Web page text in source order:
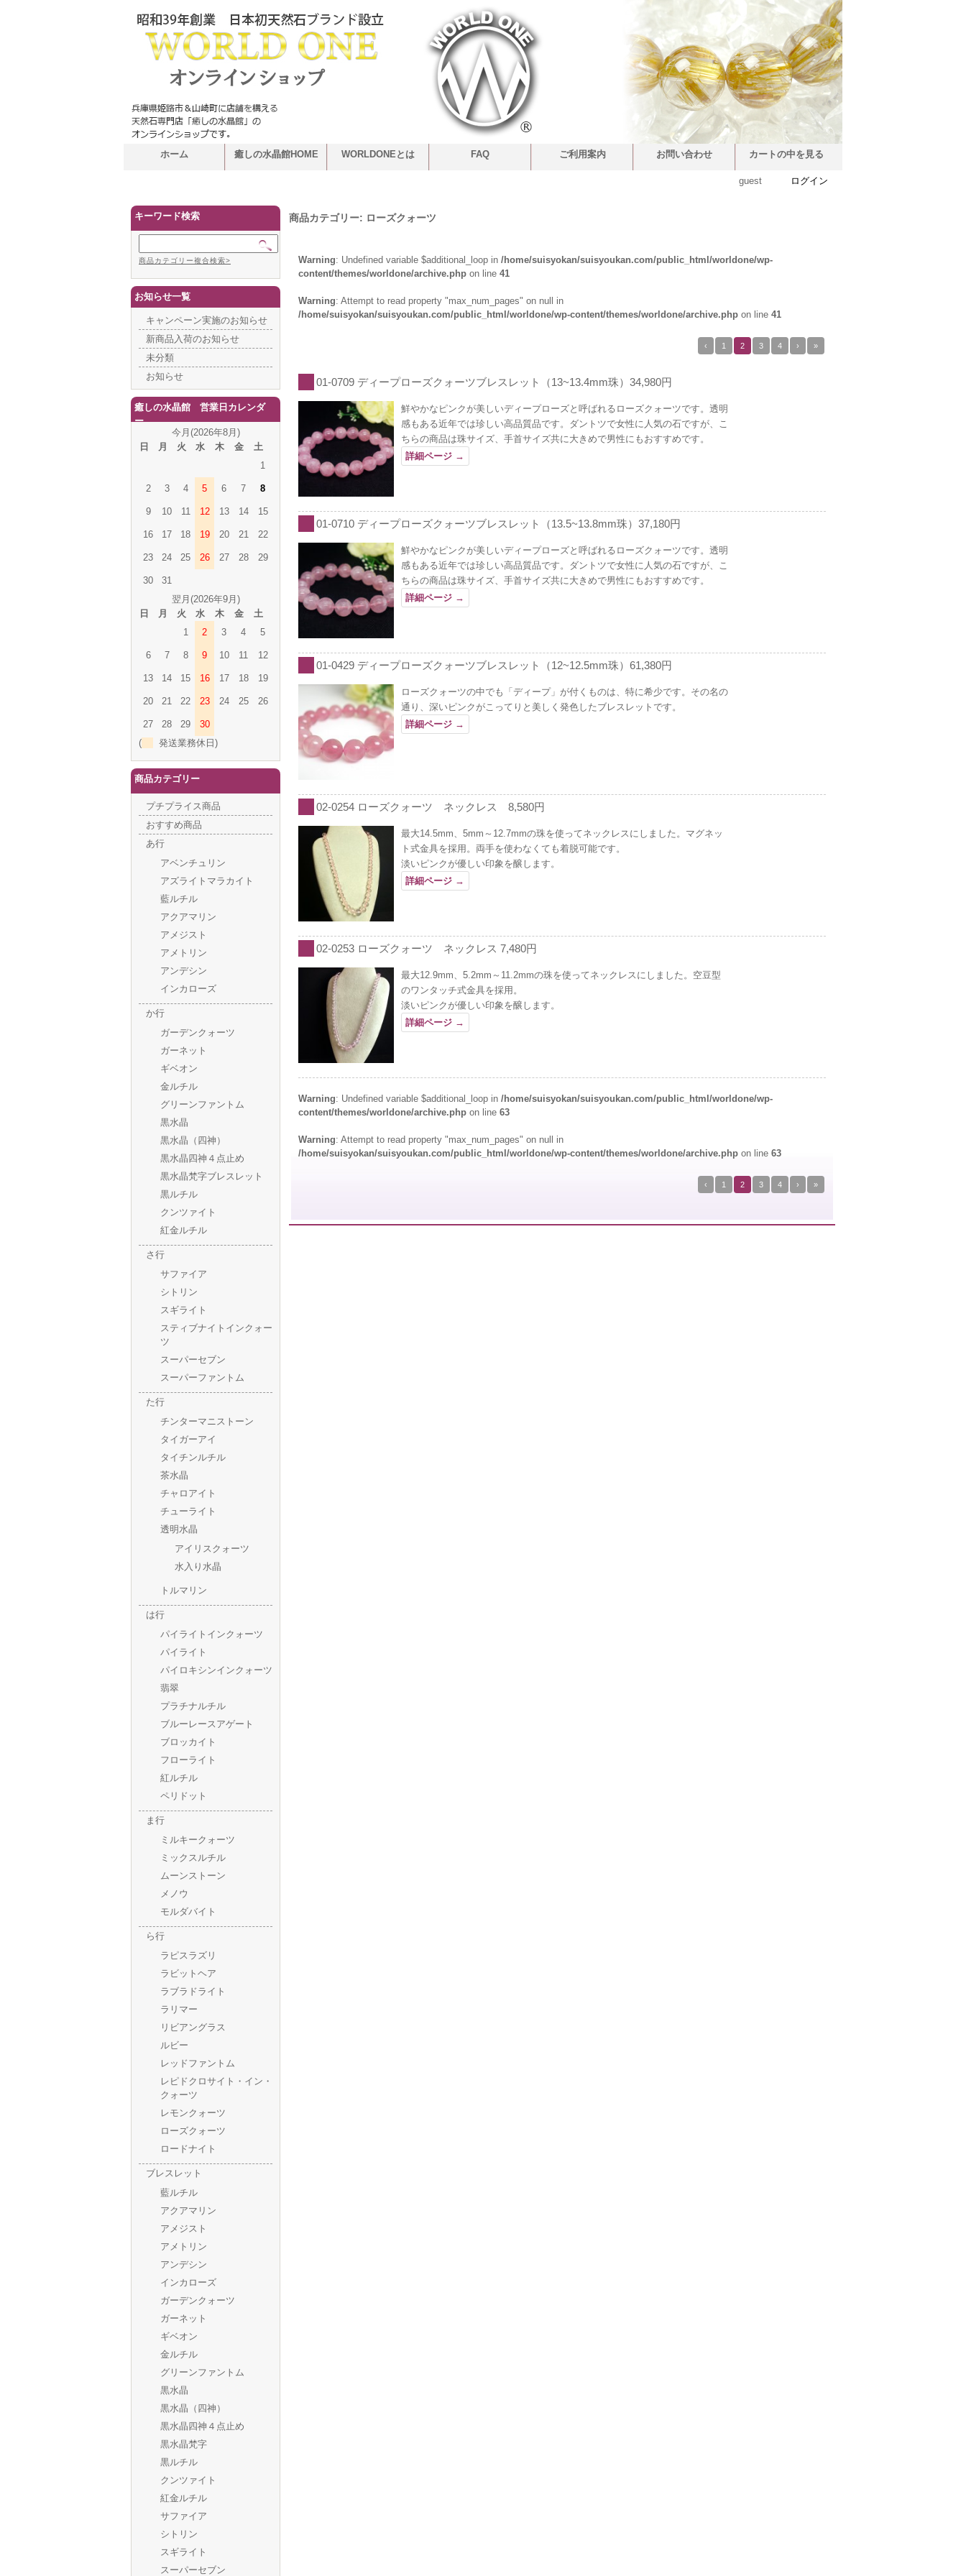
ホーム 癒しの水晶館HOME WORLDONEとは FAQ ご利用案内 お問い合わせ カートの中を見る
guest ログイン
商品カテゴリー: ローズクォーツ
Warning: Undefined variable $additional_loop in /home/suisyokan/suisyoukan.com/public_html/worldone/wp-
content/themes/worldone/archive.php on line 41
Warning: Attempt to read property "max_num_pages" on null in
/home/suisyokan/suisyoukan.com/public_html/worldone/wp-content/themes/worldone/archive.php on line 41
‹ 1 2 3 4 › »
01-0709 ディープローズクォーツブレスレット（13~13.4mm珠）34,980円
鮮やかなピンクが美しいディープローズと呼ばれるローズクォーツです。透明
感もある近年では珍しい高品質品です。ダントツで女性に人気の石ですが、こ
ちらの商品は珠サイズ、手首サイズ共に大きめで男性にもおすすめです。
詳細ページ →
01-0710 ディープローズクォーツブレスレット（13.5~13.8mm珠）37,180円
鮮やかなピンクが美しいディープローズと呼ばれるローズクォーツです。透明
感もある近年では珍しい高品質品です。ダントツで女性に人気の石ですが、こ
ちらの商品は珠サイズ、手首サイズ共に大きめで男性にもおすすめです。
詳細ページ →
01-0429 ディープローズクォーツブレスレット（12~12.5mm珠）61,380円
ローズクォーツの中でも「ディープ」が付くものは、特に希少です。その名の
通り、深いピンクがこってりと美しく発色したブレスレットです。
詳細ページ →
02-0254 ローズクォーツ ネックレス 8,580円
最大14.5mm、5mm～12.7mmの珠を使ってネックレスにしました。マグネッ
ト式金具を採用。両手を使わなくても着脱可能です。
淡いピンクが優しい印象を醸します。
詳細ページ →
02-0253 ローズクォーツ ネックレス 7,480円
最大12.9mm、5.2mm～11.2mmの珠を使ってネックレスにしました。空豆型
のワンタッチ式金具を採用。
淡いピンクが優しい印象を醸します。
詳細ページ →
Warning: Undefined variable $additional_loop in /home/suisyokan/suisyoukan.com/public_html/worldone/wp-
content/themes/worldone/archive.php on line 63
Warning: Attempt to read property "max_num_pages" on null in
/home/suisyokan/suisyoukan.com/public_html/worldone/wp-content/themes/worldone/archive.php on line 63
‹ 1 2 3 4 › »
キーワード検索
商品カテゴリー複合検索>
お知らせ一覧
キャンペーン実施のお知らせ
新商品入荷のお知らせ
未分類
お知らせ
癒しの水晶館 営業日カレンダ
ー
今月(2026年8月)
日
月 火 水 木 金
土
1
2 3 4 5 6 7 8
9 10 11 12 13 14 15
16 17 18 19 20 21 22
23 24 25 26 27 28 29
30
31
翌月(2026年9月)
日
月 火 水 木 金
土
1
2 3 4 5
6 7 8 9 10 11 12
13 14 15 16 17 18 19
20 21 22 23 24 25 26
27 28 29
30
(
発送業務休日)
商品カテゴリー
プチプライス商品
おすすめ商品
あ行
アベンチュリン
アズライトマラカイト
藍ルチル
アクアマリン
アメジスト
アメトリン
アンデシン
インカローズ
か行
ガーデンクォーツ
ガーネット
ギベオン
金ルチル
グリーンファントム
黒水晶
黒水晶（四神）
黒水晶四神４点止め
黒水晶梵字ブレスレット
黒ルチル
クンツァイト
紅金ルチル
さ行
サファイア
シトリン
スギライト
スティブナイトインクォー
ツ
スーパーセブン
スーパーファントム
た行
チンターマニストーン
タイガーアイ
タイチンルチル
茶水晶
チャロアイト
チューライト
透明水晶
アイリスクォーツ
水入り水晶
トルマリン
は行
パイライトインクォーツ
パイライト
パイロキシンインクォーツ
翡翠
プラチナルチル
ブルーレースアゲート
ブロッカイト
フローライト
紅ルチル
ペリドット
ま行
ミルキークォーツ
ミックスルチル
ムーンストーン
メノウ
モルダバイト
ら行
ラピスラズリ
ラビットヘア
ラブラドライト
ラリマー
リビアングラス
ルビー
レッドファントム
レピドクロサイト・イン・
クォーツ
レモンクォーツ
ローズクォーツ
ロードナイト
ブレスレット
藍ルチル
アクアマリン
アメジスト
アメトリン
アンデシン
インカローズ
ガーデンクォーツ
ガーネット
ギベオン
金ルチル
グリーンファントム
黒水晶
黒水晶（四神）
黒水晶四神４点止め
黒水晶梵字
黒ルチル
クンツァイト
紅金ルチル
サファイア
シトリン
スギライト
スーパーセブン